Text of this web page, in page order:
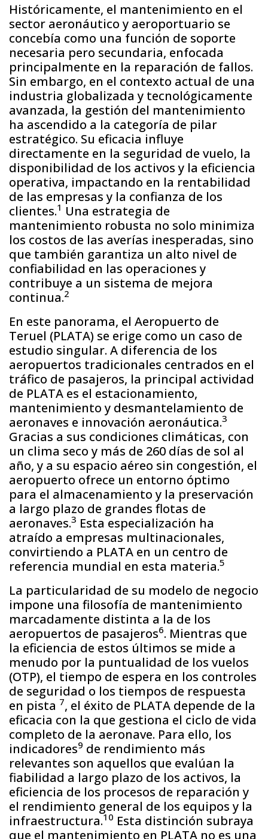
Históricamente, el mantenimiento en el
sector aeronáutico y aeroportuario se
concebía como una función de soporte
necesaria pero secundaria, enfocada
principalmente en la reparación de fallos.
Sin embargo, en el contexto actual de una
industria globalizada y tecnológicamente
avanzada, la gestión del mantenimiento
ha ascendido a la categoría de pilar
estratégico. Su eficacia influye
directamente en la seguridad de vuelo, la
disponibilidad de los activos y la eficiencia
operativa, impactando en la rentabilidad
de las empresas y la confianza de los
clientes.1 Una estrategia de
mantenimiento robusta no solo minimiza
los costos de las averías inesperadas, sino
que también garantiza un alto nivel de
confiabilidad en las operaciones y
contribuye a un sistema de mejora
continua.2
En este panorama, el Aeropuerto de
Teruel (PLATA) se erige como un caso de
estudio singular. A diferencia de los
aeropuertos tradicionales centrados en el
tráfico de pasajeros, la principal actividad
de PLATA es el estacionamiento,
mantenimiento y desmantelamiento de
aeronaves e innovación aeronáutica.3
Gracias a sus condiciones climáticas, con
un clima seco y más de 260 días de sol al
año, y a su espacio aéreo sin congestión, el
aeropuerto ofrece un entorno óptimo
para el almacenamiento y la preservación
a largo plazo de grandes flotas de
aeronaves.3 Esta especialización ha
atraído a empresas multinacionales,
convirtiendo a PLATA en un centro de
referencia mundial en esta materia.5
La particularidad de su modelo de negocio
impone una filosofía de mantenimiento
marcadamente distinta a la de los
aeropuertos de pasajeros6. Mientras que
la eficiencia de estos últimos se mide a
menudo por la puntualidad de los vuelos
(OTP), el tiempo de espera en los controles
de seguridad o los tiempos de respuesta
en pista 7, el éxito de PLATA depende de la
eficacia con la que gestiona el ciclo de vida
completo de la aeronave. Para ello, los
indicadores9 de rendimiento más
relevantes son aquellos que evalúan la
fiabilidad a largo plazo de los activos, la
eficiencia de los procesos de reparación y
el rendimiento general de los equipos y la
infraestructura.10 Esta distinción subraya
que el mantenimiento en PLATA no es una